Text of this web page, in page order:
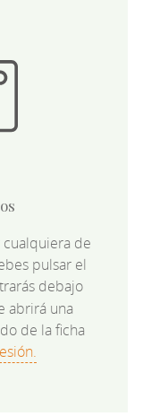
de
pulsar el
debajo
abrirá una
de la ficha